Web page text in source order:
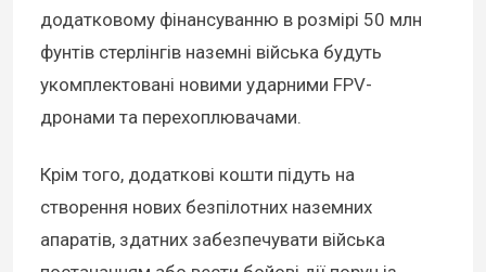
додатковому фінансуванню в розмірі 50 млн
фунтів стерлінгів наземні війська будуть
укомплектовані новими ударними FPV-
дронами та перехоплювачами.
Крім того, додаткові кошти підуть на
створення нових безпілотних наземних
апаратів, здатних забезпечувати війська